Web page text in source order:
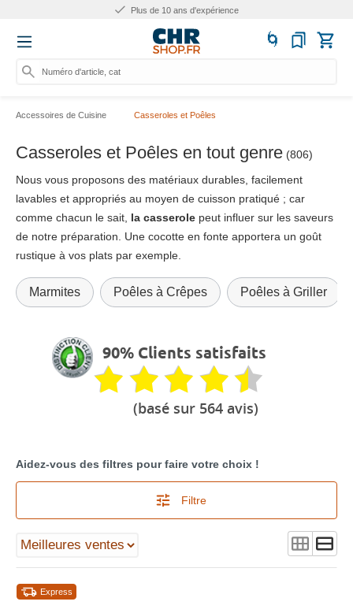
Numéro d'article, catégorie ou
Accessoires de Cuisine Casseroles et Poêles
Casseroles et Poêles en tout genre (806)
Nous vous proposons des matériaux durables, facilement
lavables et appropriés au moyen de cuisson pratiqué ; car
comme chacun le sait, la casserole peut influer sur les saveurs
de notre préparation. Une cocotte en fonte apportera un goût
rustique à vos plats par exemple.
Marmites Poêles à Crêpes Poêles à Griller
90% Clients satisfaits
(basé sur 564 avis)
Aidez-vous des filtres pour faire votre choix !
Filtre
Express